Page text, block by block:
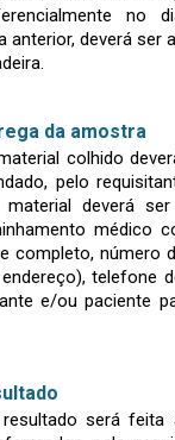
no
anterior, deverá ser
da amostra
colhido
pelo
material deverá
médico
completo, número
telefone
e/ou paciente
será feita